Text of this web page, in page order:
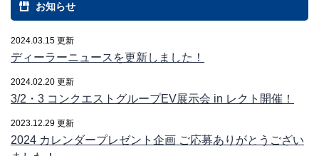
お知らせ
2024.03.15 更新
ディーラーニュースを更新しました！
2024.02.20 更新
3/2・3 コンクエストグループEV展示会 in レクト開催！
2023.12.29 更新
2024 カレンダープレゼント企画 ご応募ありがとうござい